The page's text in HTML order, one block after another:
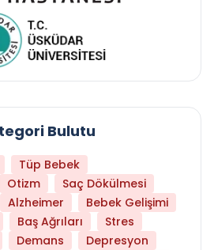
Bulutu
Tüp Bebek
Otizm
Saç Dökülmesi
Alzheimer
Bebek Gelişimi
Baş Ağrıları
Stres
Demans
Depresyon